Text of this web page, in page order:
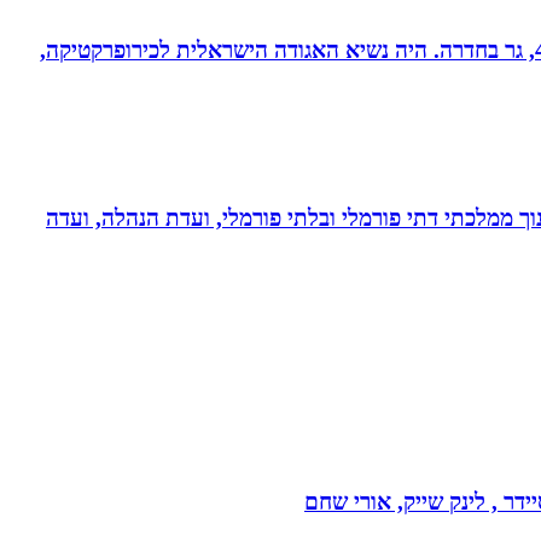
ד”ר רונן מנדי, כירופרקט 28 שנים בחדרה וברמת אביב, מומחה לטיפול כירופרקטי באוטיזם ובתפקודי מוח. נשוי לרחל + 4, גר בחדרה. היה נשיא האגודה הישראלית לכירופרקטיקה,
ממלכתי דתי פורמלי ובלתי פורמלי, ועדת הנהלה, ועדה
, לינק שייק, אורי שחם